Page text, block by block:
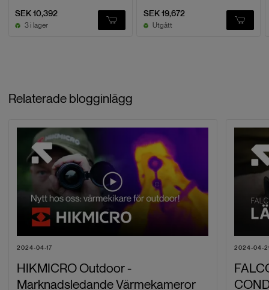
SEK 10,392
3 i lager
SEK 19,672
Utgått
Relaterade blogginlägg
2024-04-17
HIKMICRO Outdoor -
Marknadsledande Värmekameror
2024-04-